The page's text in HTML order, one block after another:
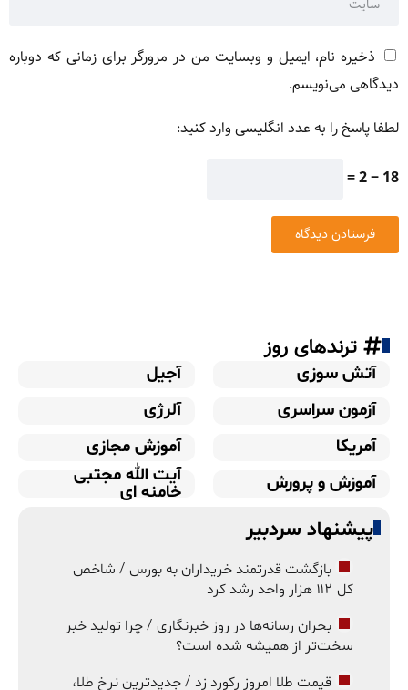
ذخیره نام، ایمیل و وبسایت من در مرورگر برای زمانی که دوباره
دیدگاهی می‌نویسم.
لطفا پاسخ را به عدد انگلیسی وارد کنید:
18 − 2 =
ترندهای روز
آتش سوزی
آجیل
آزمون سراسری
آلرژی
آمریکا
آموزش مجازی
آموزش و پرورش
آیت الله مجتبی
خامنه ای
پیشنهاد سردبیر
بازگشت قدرتمند خریداران به بورس / شاخص
کل ۱۱۲ هزار واحد رشد کرد
بحران رسانه‌ها در روز خبرنگاری / چرا تولید خبر
سخت‌تر از همیشه شده است؟
قیمت طلا امروز رکورد زد / جدیدترین نرخ طلا،